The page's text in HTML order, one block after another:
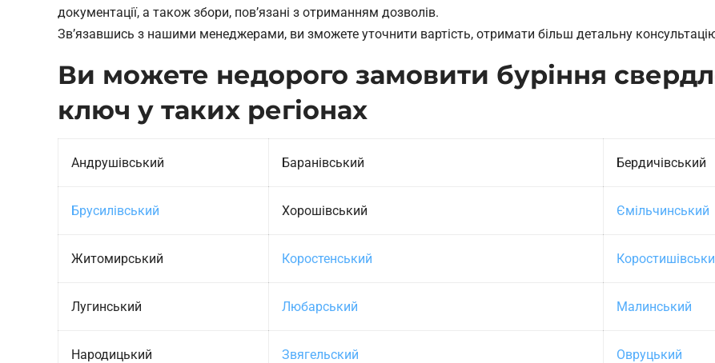
документації, а також збори, пов’язані з отриманням дозволів.
Зв’язавшись з нашими менеджерами, ви зможете уточнити вартість, отримати більш детальну
Ви можете недорого замовити буріння
ключ у таких регіонах
Андрушівський Баранівський Бердичівський
Брусилівський Хорошівський Ємільчинський
Житомирський Коростенський
Лугинський Любарський Малинський
Народицький Звягельский Овруцький